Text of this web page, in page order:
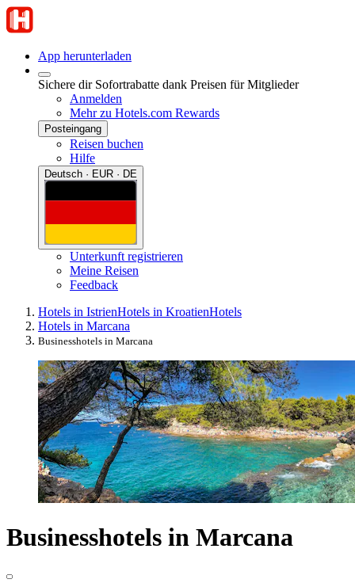
App herunterladen
Sichere dir Sofortrabatte dank Preisen für Mitglieder
Anmelden
Mehr zu Hotels.com Rewards
Posteingang
Reisen buchen
Hilfe
Deutsch · EUR · DE
Unterkunft registrieren
Meine Reisen
Feedback
Hotels in IstrienHotels in KroatienHotels
Hotels in Marcana
Businesshotels in Marcana
Businesshotels in Marcana